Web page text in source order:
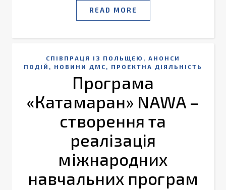
READ MORE
CПІВПРАЦЯ ІЗ ПОЛЬЩЕЮ , АНОНСИ
ПОДІЙ , НОВИНИ ДМС , ПРОЕКТНА ДІЯЛЬНІСТЬ
Програма
«Катамаран» NAWA –
створення та
реалізація
міжнародних
навчальних програм